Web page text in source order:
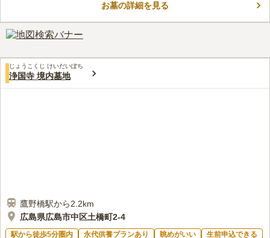
でゆっくりと滞在することができます。 墓域内はフラットで歩
まめに行われているので、気持ち良くお参りできる環境の良いお
墓です。
口コミ評価
お墓の詳細を見る
じょうこくじ けいだいぼち
浄国寺 境内墓地
鷹野橋駅から2.2km
広島県広島市中区土橋町2-4
駅から徒歩5分圏内 永代供養プランあり 眺めがいい 生前申込できる